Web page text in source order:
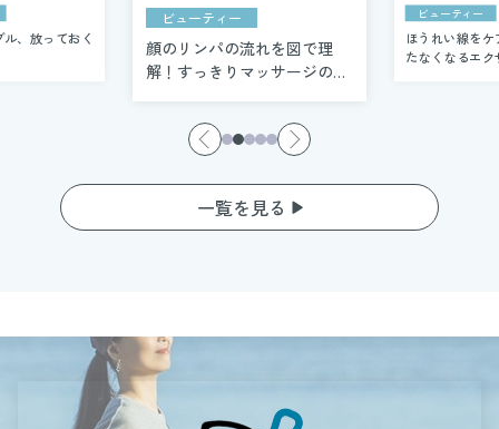
、放っておく
ビューティー
顔のリンパの流れを図で理
解！すっきりマッサージの方
ビューティー
ほうれい線を
たなくなるエ
一覧を見る